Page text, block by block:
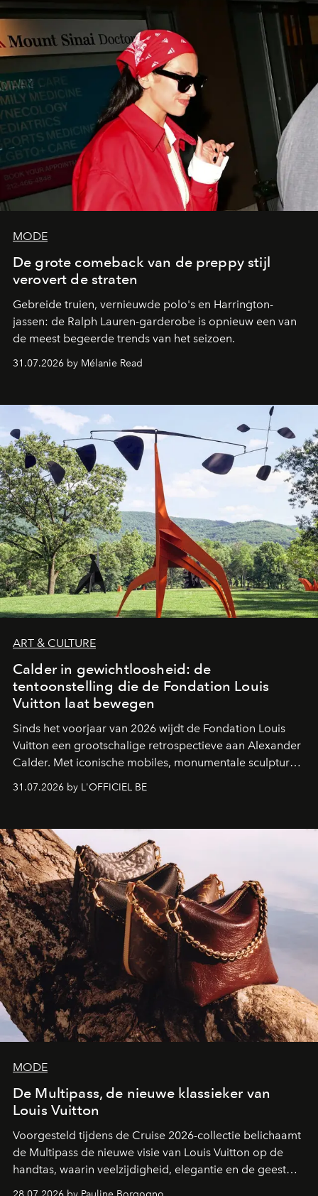
MODE
De grote comeback van de preppy stijl
verovert de straten
Gebreide truien, vernieuwde polo's en Harrington-
jassen: de Ralph Lauren-garderobe is opnieuw een van
de meest begeerde trends van het seizoen.
31.07.2026 by Mélanie Read
ART & CULTURE
Calder in gewichtloosheid: de
tentoonstelling die de Fondation Louis
Vuitton laat bewegen
Sinds het voorjaar van 2026 wijdt de Fondation Louis
Vuitton een grootschalige retrospectieve aan Alexander
Calder. Met iconische mobiles, monumentale sculpturen
Amerikaanse kunstenaar de ruimtes van Frank Gehry
beeldhouwkunst opnieuw centraal stelt.
31.07.2026 by L'OFFICIEL BE
MODE
De Multipass, de nieuwe klassieker van
Louis Vuitton
Voorgesteld tijdens de Cruise 2026-collectie belichaamt
de Multipass de nieuwe visie van Louis Vuitton op de
handtas, waarin veelzijdigheid, elegantie en de geest